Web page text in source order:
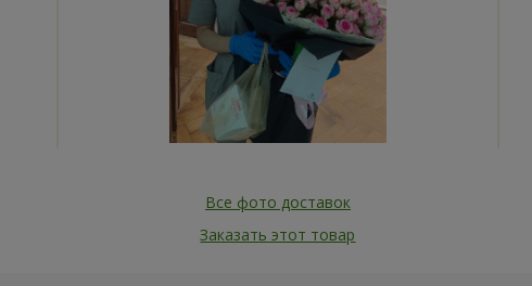
Все фото доставок
Заказать этот товар